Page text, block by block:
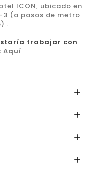
ICON, ubicado en
(a pasos de metro
.
trabajar con
Aquí



